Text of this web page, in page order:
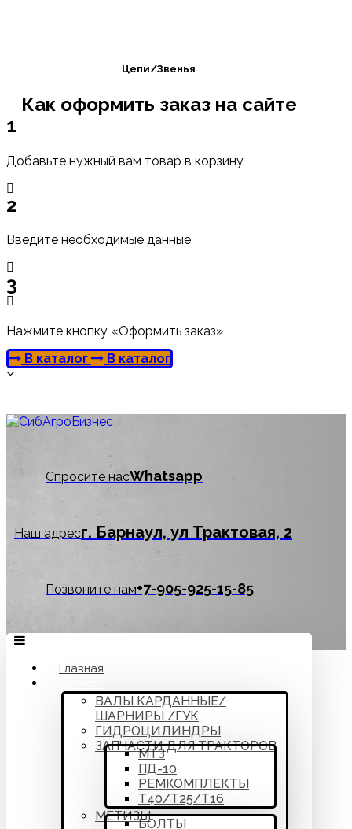
Цепи/Звенья
Как оформить заказ на сайте
1
Добавьте нужный вам товар в корзину
2
Введите необходимые данные
3
Нажмите кнопку «Оформить заказ»
В каталог
В каталог
Спросите насWhatsapp
Наш адресг. Барнаул, ул Трактовая, 2
Позвоните нам‪+7-905-925-15-85
Главная
ВАЛЫ КАРДАННЫЕ/
ШАРНИРЫ /ГУК
ГИДРОЦИЛИНДРЫ
ЗАПЧАСТИ ДЛЯ ТРАКТОРОВ
МТЗ
ПД-10
РЕМКОМПЛЕКТЫ
Т40/Т25/Т16
МЕТИЗЫ
БОЛТЫ